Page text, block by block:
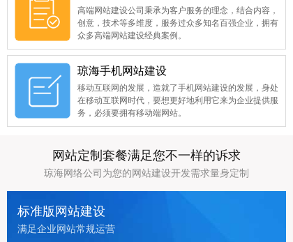
高端网站建设公司秉承为客户服务的理念，结合内容，
创意，技术等多维度，服务过众多知名百强企业，拥有
众多高端网站建设经典案例。
琼海手机网站建设
移动互联网的发展，造就了手机网站建设的发展，身处
在移动互联网时代，要想更好地利用它来为企业提供服
务，必须要拥有移动端网站。
网站定制套餐满足您不一样的诉求
琼海网络公司为您的网站建设开发需求量身定制
标准版网站建设
满足企业网站常规运营